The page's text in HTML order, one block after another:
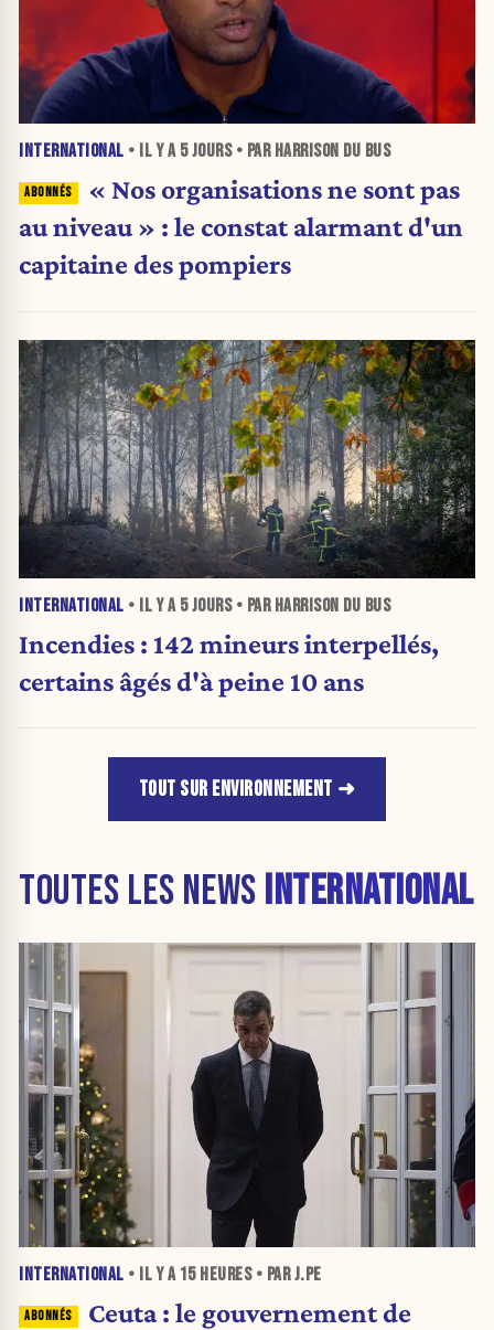
INTERNATIONAL • IL Y A 5 JOURS• PAR HARRISON DU BUS
« Nos organisations ne sont pas
au niveau » : le constat alarmant d'un
capitaine des pompiers
INTERNATIONAL • IL Y A 5 JOURS• PAR HARRISON DU BUS
Incendies : 142 mineurs interpellés,
certains âgés d'à peine 10 ans
TOUT SUR ENVIRONNEMENT
TOUTES LES NEWS INTERNATIONAL
INTERNATIONAL • IL Y A 15 HEURES• PAR J.PE
Ceuta : le gouvernement de